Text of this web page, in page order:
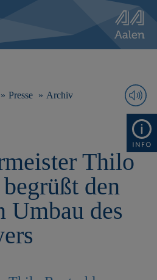
Presse
Archiv
Thilo
den
Umbau des